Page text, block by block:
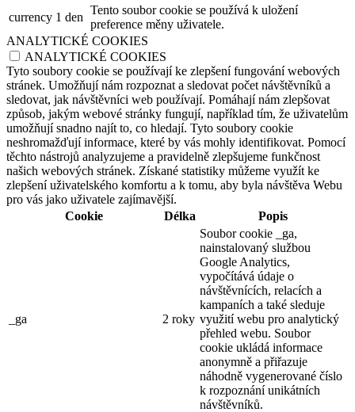
currency 1 den
Tento soubor cookie se používá k uložení
preference měny uživatele.
ANALYTICKÉ COOKIES
ANALYTICKÉ COOKIES
Tyto soubory cookie se používají ke zlepšení fungování webových
stránek. Umožňují nám rozpoznat a sledovat počet návštěvníků a
sledovat, jak návštěvníci web používají. Pomáhají nám zlepšovat
způsob, jakým webové stránky fungují, například tím, že uživatelům
umožňují snadno najít to, co hledají. Tyto soubory cookie
neshromažďují informace, které by vás mohly identifikovat. Pomocí
těchto nástrojů analyzujeme a pravidelně zlepšujeme funkčnost
našich webových stránek. Získané statistiky můžeme využít ke
zlepšení uživatelského komfortu a k tomu, aby byla návštěva Webu
pro vás jako uživatele zajímavější.
Cookie
Délka Popis
_ga 2 roky
Soubor cookie _ga,
nainstalovaný službou
Google Analytics,
vypočítává údaje o
návštěvnících, relacích a
kampaních a také sleduje
využití webu pro analytický
přehled webu. Soubor
cookie ukládá informace
anonymně a přiřazuje
náhodně vygenerované číslo
k rozpoznání unikátních
návštěvníků.